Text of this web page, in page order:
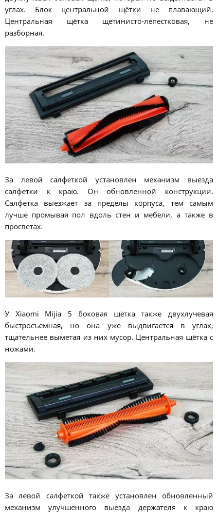
углах. Блок центральной щётки не плавающий.
Центральная щётка щетинисто-лепестковая, не
разборная.
За левой салфеткой установлен механизм выезда
салфетки к краю. Он обновленной конструкции.
Салфетка выезжает за пределы корпуса, тем самым
лучше промывая пол вдоль стен и мебели, а также в
просветах.
У Xiaomi Mijia 5 боковая щётка также двухлучевая
быстросъемная, но она уже выдвигается в углах,
тщательнее выметая из них мусор. Центральная щётка с
ножами.
За левой салфеткой также установлен обновленный
механизм улучшенного выезда держателя к краю